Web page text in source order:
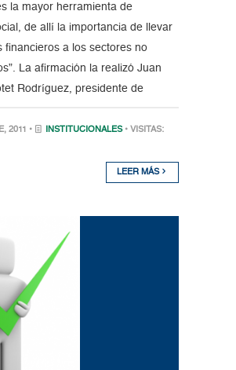
la mayor herramienta de
de allí la importancia de llevar
financieros a los sectores no
La afirmación la realizó Juan
Rodríguez, presidente de
2011 • INSTITUCIONALES • VISITAS:
LEER MÁS